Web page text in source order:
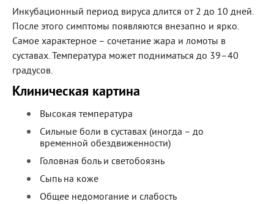
Инкубационный период вируса длится от 2 до 10 дней.
После этого симптомы появляются внезапно и ярко.
Самое характерное – сочетание жара и ломоты в
суставах. Температура может подниматься до 39–40
градусов.
Клиническая картина
Высокая температура
Сильные боли в суставах (иногда – до
временной обездвиженности)
Головная боль и светобоязнь
Сыпь на коже
Общее недомогание и слабость